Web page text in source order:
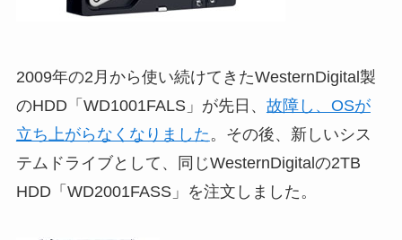
2009年の2月から使い続けてきたWesternDigital製
のHDD「WD1001FALS」が先日、 故障し、OSが
立ち上がらなくなりました 。その後、新しいシス
テムドライブとして、同じWesternDigitalの2TB
HDD「WD2001FASS」を注文しました。